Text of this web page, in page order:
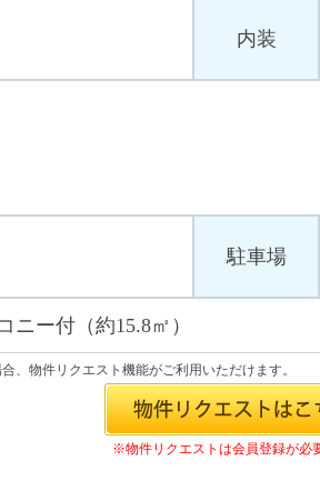
内装
駐車場
ニー付（約15.8㎡）
、物件リクエスト機能がご利用いただけます。
※物件リクエストは会員登録が必